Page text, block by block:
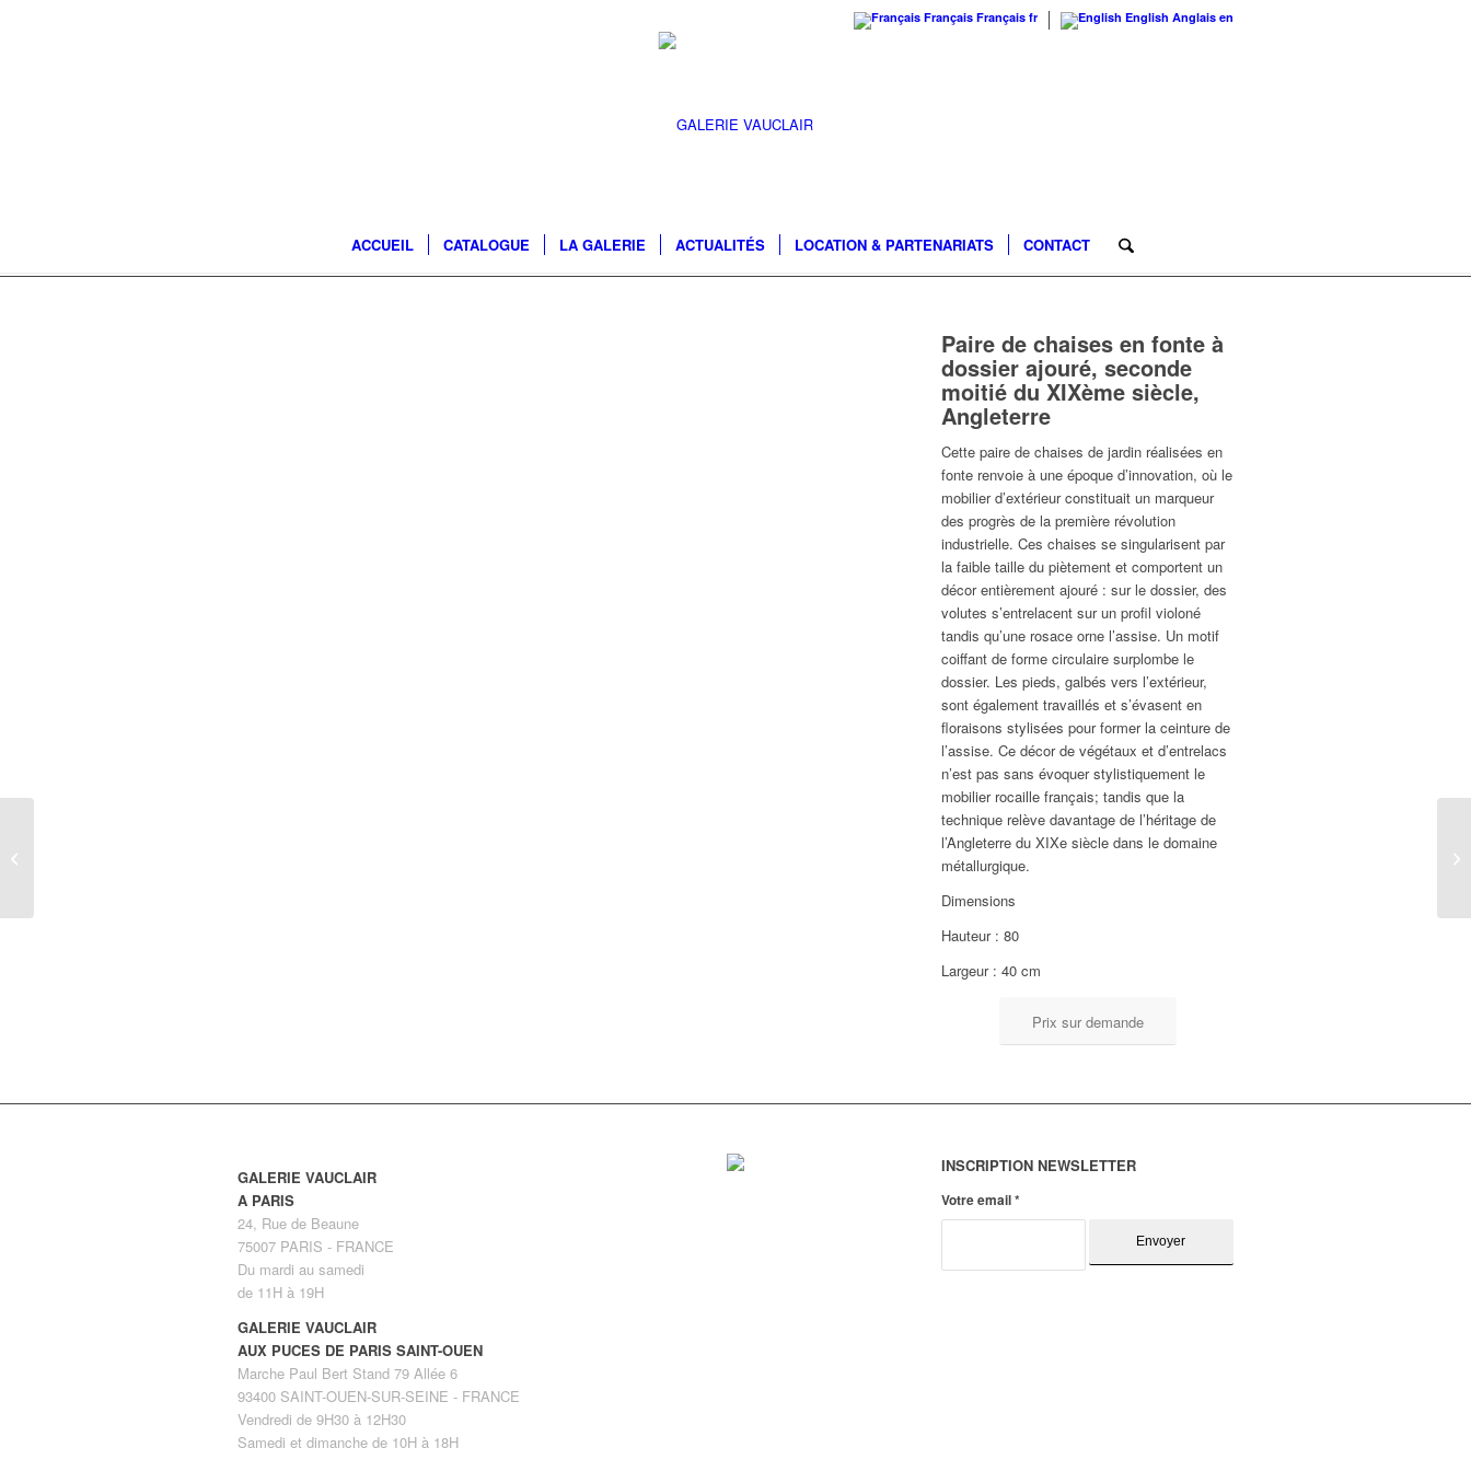
Français Français fr English Anglais en
ACCUEIL CATALOGUE LA GALERIE ACTUALITÉS LOCATION & PARTENARIATS CONTACT
Paire de chaises en fonte à
dossier ajouré, seconde
moitié du XIXème siècle,
Angleterre
Cette paire de chaises de jardin réalisées en
fonte renvoie à une époque d’innovation, où le
mobilier d’extérieur constituait un marqueur
des progrès de la première révolution
industrielle. Ces chaises se singularisent par
la faible taille du piètement et comportent un
décor entièrement ajouré : sur le dossier, des
volutes s’entrelacent sur un profil violoné
tandis qu’une rosace orne l’assise. Un motif
coiffant de forme circulaire surplombe le
dossier. Les pieds, galbés vers l’extérieur,
sont également travaillés et s’évasent en
floraisons stylisées pour former la ceinture de
l’assise. Ce décor de végétaux et d’entrelacs
n’est pas sans évoquer stylistiquement le
mobilier rocaille français; tandis que la
technique relève davantage de l’héritage de
l’Angleterre du XIXe siècle dans le domaine
métallurgique.
Dimensions
Hauteur : 80
Largeur : 40 cm
Prix sur demande
GALERIE VAUCLAIR
A PARIS
24, Rue de Beaune
75007 PARIS - FRANCE
Du mardi au samedi
de 11H à 19H
GALERIE VAUCLAIR
AUX PUCES DE PARIS SAINT-OUEN
Marche Paul Bert Stand 79 Allée 6
93400 SAINT-OUEN-SUR-SEINE - FRANCE
Vendredi de 9H30 à 12H30
Samedi et dimanche de 10H à 18H
INSCRIPTION NEWSLETTER
Votre email*